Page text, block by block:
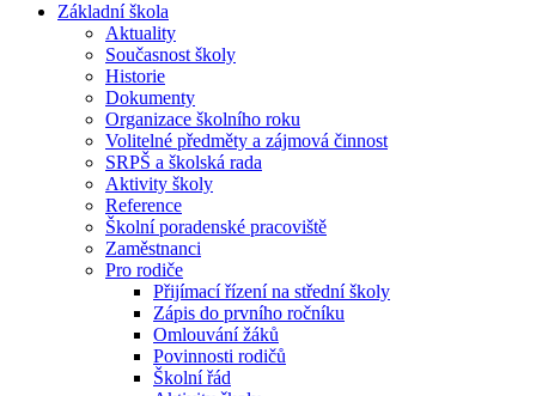
Základní škola
Aktuality
Současnost školy
Historie
Dokumenty
Organizace školního roku
Volitelné předměty a zájmová činnost
SRPŠ a školská rada
Aktivity školy
Reference
Školní poradenské pracoviště
Zaměstnanci
Pro rodiče
Přijímací řízení na střední školy
Zápis do prvního ročníku
Omlouvání žáků
Povinnosti rodičů
Školní řád